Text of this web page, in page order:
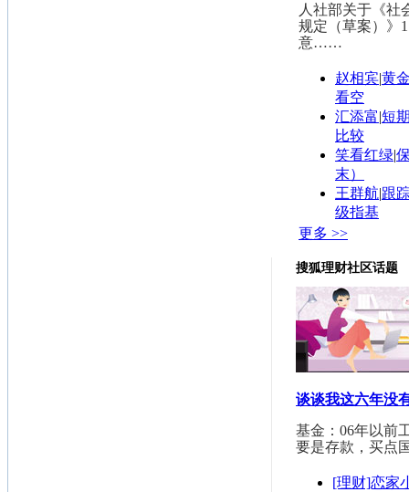
人社部关于《社
规定（草案）》
意……
赵相宾|黄
看空
汇添富|短
比较
笑看红绿|
末）
王群航|跟
级指基
更多 >>
搜狐理财社区话题
谈谈我这六年没
基金：06年以前
要是存款，买
[理财]恋家